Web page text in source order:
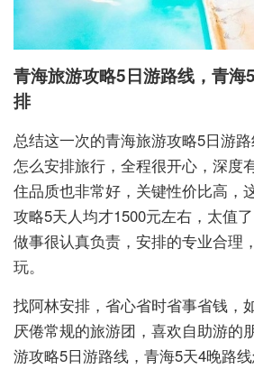
青海旅游攻略5日游路线，青海
排
总结这一次的青海旅游攻略5日游
怎么安排旅行，全程很开心，深度
住品质也非常好，关键性价比高，
攻略5天人均才1500元左右，太值
做事很认真负责，安排的专业合理
玩。
找阿林安排，省心省时省事省钱，
厌倦常规的旅游团，喜欢自助游的
游攻略5日游路线，青海5天4晚路